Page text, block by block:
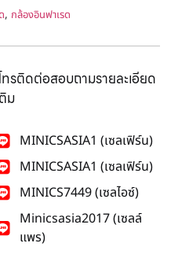
, กล้องอินฟาเรด
รติดต่อสอบถามรายละเอียด
ม
MINICSASIA1 (เซลเฟิร์น)
MINICSASIA1 (เซลเฟิร์น)
MINICS7449 (เซลไอซ์)
Minicsasia2017 (เซลล์
แพร)